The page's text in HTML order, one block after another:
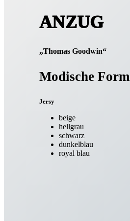
ANZUG
„Thomas Goodwin“
Modische Form
Jersy
beige
hellgrau
schwarz
dunkelblau
royal blau